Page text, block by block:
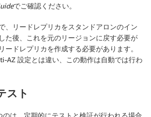
でご確認ください。
、リードレプリカをスタンドアロンのイン
た後、これを元のリージョンに戻す必要が
ードレプリカを作成する必要があります。
AZ 設定とは違い、この動作は自動では行わ
スト